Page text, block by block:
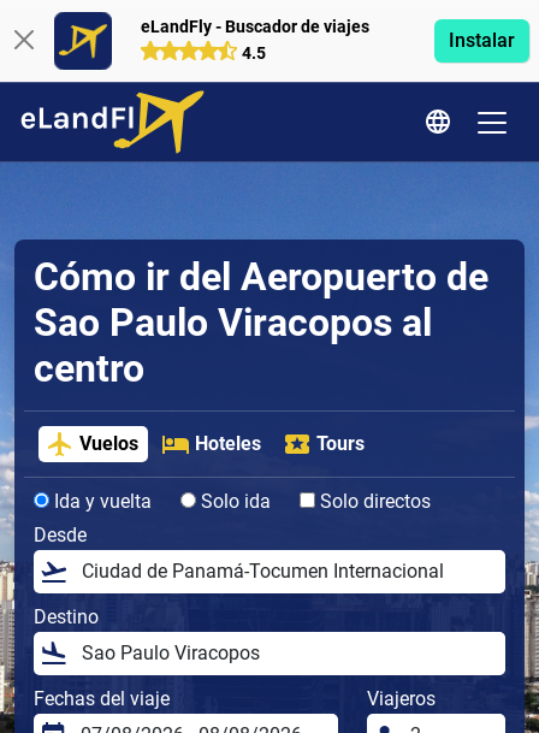
eLandFly - Buscador de viajes
4.5
Instalar
Cómo ir del Aeropuerto de
Sao Paulo Viracopos al
centro
Vuelos Hoteles Tours
Ida y vuelta Solo ida
Solo directos
Desde
Destino
Fechas del viaje Viajeros